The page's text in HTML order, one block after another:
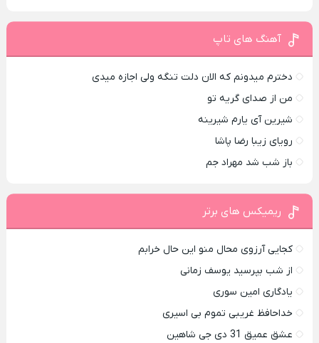
آهنگ های تاپ
دخترم میدونم که الان دلت تنگه ولی اجازه میدی
من از صدای گريه تو
شیرین آی یارم شیرینه
رویای زیبا رضا پاشا
باز شب شد مهراد جم
ریمیکس های برتر
کجایی آرزوی محال منو این حال خرابم
از شب بپرسید یوسف زمانی
یادگاری امین سوری
خداحافظ غریبی تموم بی اسیری
عشق عمیق 31 دی جی شاهین